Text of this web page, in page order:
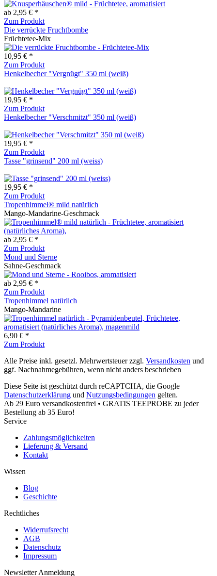
ab 2,95 € *
Zum Produkt
Die verrückte Fruchtbombe
Früchtetee-Mix
10,95 € *
Zum Produkt
Henkelbecher "Vergnügt" 350 ml (weiß)
19,95 € *
Zum Produkt
Henkelbecher "Verschmitzt" 350 ml (weiß)
19,95 € *
Zum Produkt
Tasse "grinsend" 200 ml (weiss)
19,95 € *
Zum Produkt
Tropenhimmel® mild natürlich
Mango-Mandarine-Geschmack
ab 2,95 € *
Zum Produkt
Mond und Sterne
Sahne-Geschmack
ab 2,95 € *
Zum Produkt
Tropenhimmel natürlich
Mango-Mandarine
6,90 € *
Zum Produkt
Alle Preise inkl. gesetzl. Mehrwertsteuer zzgl. Versandkosten und
ggf. Nachnahmegebühren, wenn nicht anders beschrieben
Diese Seite ist geschützt durch reCAPTCHA, die Google
Datenschutzerklärung und Nutzungsbedingungen gelten.
Ab 29 Euro versandkostenfrei • GRATIS TEEPROBE zu jeder
Bestellung ab 35 Euro!
Service
Zahlungsmöglichkeiten
Lieferung & Versand
Kontakt
Wissen
Blog
Geschichte
Rechtliches
Widerrufsrecht
AGB
Datenschutz
Impressum
Newsletter Anmeldung